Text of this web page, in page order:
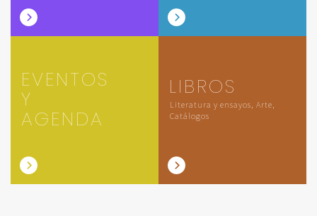
EVENTOS
Y
AGENDA
LIBROS
Literatura y ensayos, Arte,
Catálogos